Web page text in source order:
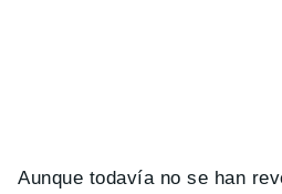
Aunque todavía no se han